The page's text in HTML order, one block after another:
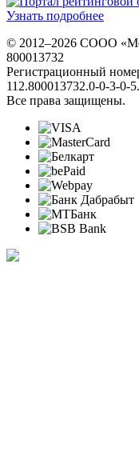
Узнать подробнее
© 2012–2026 СООО
800013732
Регистрационный
112.800013732.0-0-3-0-
Все права защищены.